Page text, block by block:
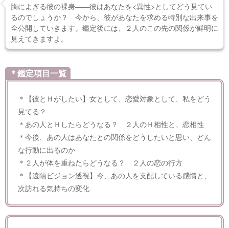
胸によぎる彼の裸身――彼はあなたを<異性>としてどう見てい
るのでしょうか？ 今から、彼があなたを求める特別な出来事を
全公開していきます。鑑定後には、２人のこの先の関係が鮮明に
見えてきますよ。
＊鑑定項目一覧
＊【彼とＨがしたい】女として、恋愛対象として、私をどう
見てる？
＊あの人とＨしたらどうなる？ ２人のＨ相性と、恋相性
＊今後、あの人はあなたとの関係をどうしたいと思い、どん
な行動に出るのか
＊２人が体を重ねたらどうなる？ ２人の恋の行方
＊【遠隔ビジョン透視】今、あの人を支配している感情と、
次訪れる気持ちの変化